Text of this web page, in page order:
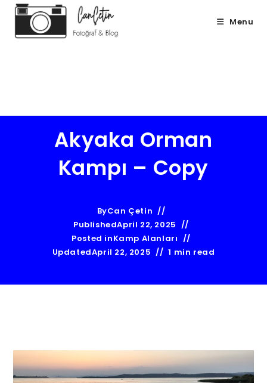
Menu
Akyaka Orman
Kampı – Copy
ByCan Çetin
PublishedApril 22, 2025
Posted inKamp Alanları
UpdatedApril 22, 2025 1 min read